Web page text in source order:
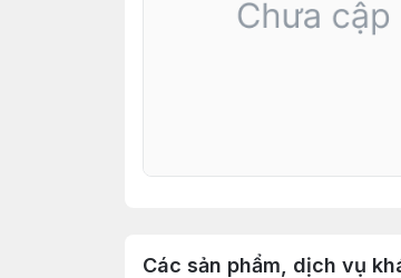
Các sản phẩm, dịch vụ